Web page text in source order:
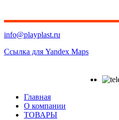
info@playplast.ru
Ссылка для Yandex Maps
Главная
О компании
ТОВАРЫ